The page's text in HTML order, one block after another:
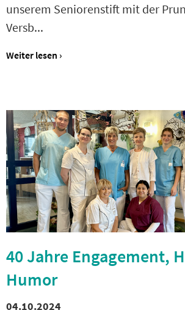
unserem Seniorenstift mit der
Versb...
Weiter lesen ›
40 Jahre Engagement,
Humor
04.10.2024